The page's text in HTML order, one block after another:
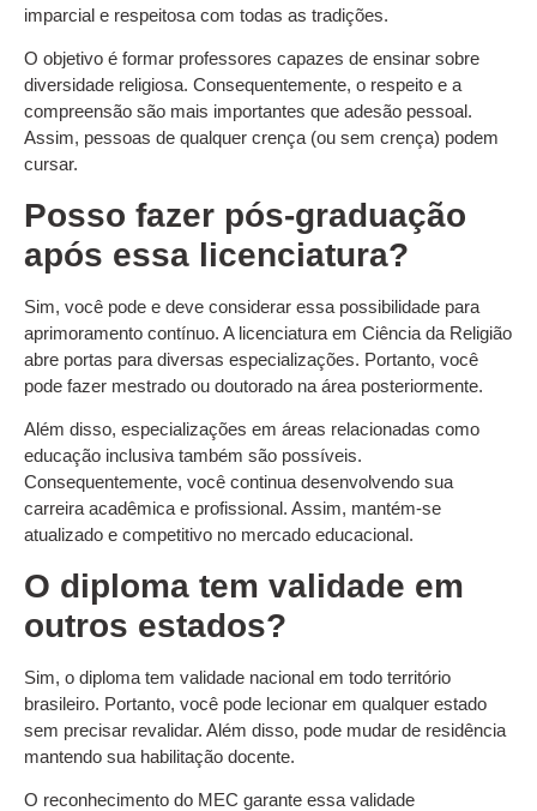
imparcial e respeitosa com todas as tradições.
O objetivo é formar professores capazes de ensinar sobre
diversidade religiosa. Consequentemente, o respeito e a
compreensão são mais importantes que adesão pessoal.
Assim, pessoas de qualquer crença (ou sem crença) podem
cursar.
Posso fazer pós-graduação
após essa licenciatura?
Sim, você pode e deve considerar essa possibilidade para
aprimoramento contínuo. A licenciatura em Ciência da Religião
abre portas para diversas especializações. Portanto, você
pode fazer mestrado ou doutorado na área posteriormente.
Além disso, especializações em áreas relacionadas como
educação inclusiva também são possíveis.
Consequentemente, você continua desenvolvendo sua
carreira acadêmica e profissional. Assim, mantém-se
atualizado e competitivo no mercado educacional.
O diploma tem validade em
outros estados?
Sim, o diploma tem validade nacional em todo território
brasileiro. Portanto, você pode lecionar em qualquer estado
sem precisar revalidar. Além disso, pode mudar de residência
mantendo sua habilitação docente.
O reconhecimento do MEC garante essa validade